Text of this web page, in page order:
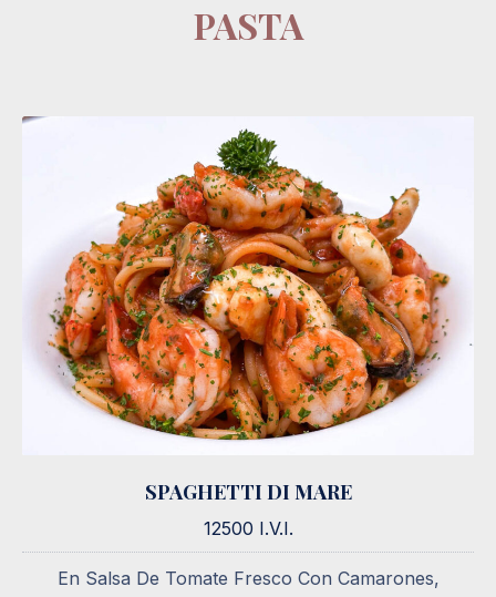
PASTA
SPAGHETTI DI MARE
12500 I.V.I.
En Salsa De Tomate Fresco Con Camarones,